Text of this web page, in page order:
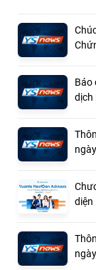
Báo
dịch
diện